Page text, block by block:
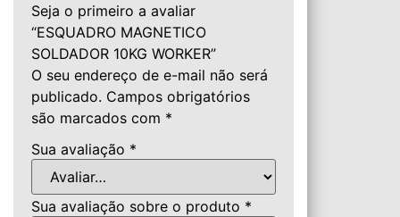
Seja o primeiro a avaliar
“ESQUADRO MAGNETICO
SOLDADOR 10KG WORKER”
O seu endereço de e-mail não será
publicado. Campos obrigatórios
são marcados com *
Sua avaliação *
Sua avaliação sobre o produto *